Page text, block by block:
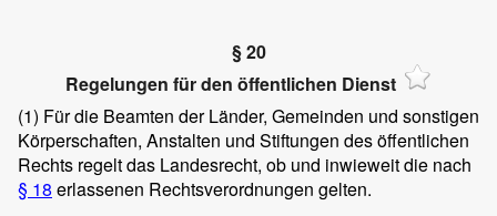
§ 20
Regelungen für den öffentlichen Dienst
(1) Für die Beamten der Länder, Gemeinden und sonstigen
Körperschaften, Anstalten und Stiftungen des öffentlichen
Rechts regelt das Landesrecht, ob und inwieweit die nach
§ 18 erlassenen Rechtsverordnungen gelten.